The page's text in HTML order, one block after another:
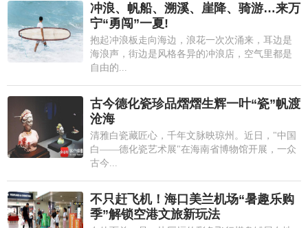
冲浪、帆船、溯溪、崖降、骑游…来万
宁“勇闯”一夏!
抱起冲浪板走向海边，浪花一次次涌来，耳边是
海浪声，街边是风格各异的冲浪店，空气里都是
自由的...
古今德化瓷珍品熠熠生辉一叶“瓷”帆渡
沧海
清雅白瓷藏匠心，千年文脉映琼州。近日，"中国
白——德化瓷艺术展"在海南省博物馆开展，一众
古今...
不只赶飞机！海口美兰机场“暑趣乐购
季”解锁空港文旅新玩法